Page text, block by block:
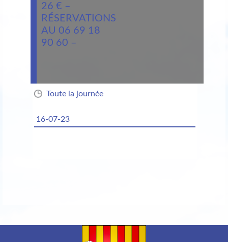
26 € –
RÉSERVATIONS
AU 06 69 18
90 60 –
Toute la journée
16-07-23